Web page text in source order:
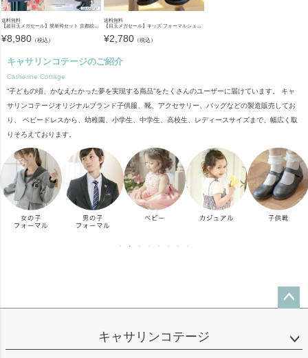
送料無料
【超目玉メガセール】簡単袴セット 京都絵師描き下ろし新柄 2025年3月卒業 着付け かんたん袴 袴セット 小学校 卒業式 卒園式 女の子 袴 保育園 年長袴 簡単着付け 刺繍入り 和装 着物 七五三 [
¥8,980 （税込）
送料無料
【目玉メガセール】キッズ フォーマルシューズ 子供靴 フォーマルシューズ 女の子 ワンストラップ かかとクッション入りで靴擦れしにくい キッズ 入学式 卒業式 TAK ドレスシューズ
¥2,780 （税込）
キャサリンコテージのご紹介
Catherine Cottage
“子どもの頃、かなえたかった夢を実現する商品”をたくさんのユーザーに届けています。 キャ
サリンコテージオリジナルブランド子供服、靴、アクセサリー、バッグなどの製造販売してお
り、 ベビードレスから、幼稚園、小学生、中学生、高校生、レディースサイズまで、幅広く取
りそろえております。
ップ
キャサリンコテージ